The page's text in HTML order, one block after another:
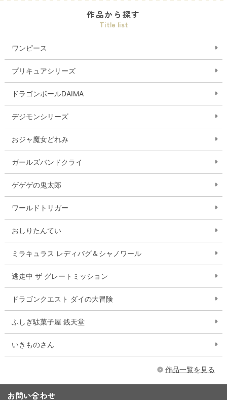
作品から探す
Title list
ワンピース
プリキュアシリーズ
ドラゴンボールDAIMA
デジモンシリーズ
おジャ魔女どれみ
ガールズバンドクライ
ゲゲゲの鬼太郎
ワールドトリガー
おしりたんてい
ミラキュラス レディバグ＆シャノワール
逃走中 ザ グレートミッション
ドラゴンクエスト ダイの大冒険
ふしぎ駄菓子屋 銭天堂
いきものさん
作品一覧を見る
お問い合わせ